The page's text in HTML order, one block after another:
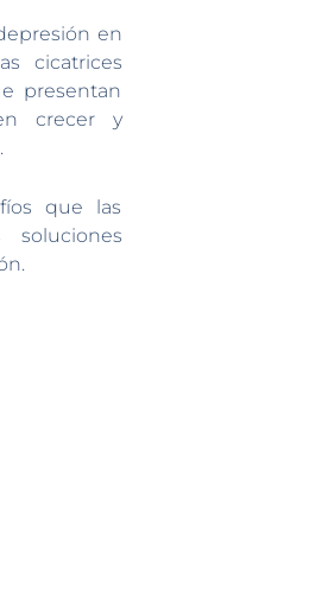
en
cicatrices
presentan
crecer y
que las